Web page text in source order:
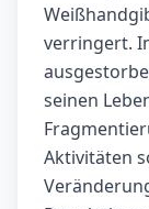
verringert.
seinen
Aktivitäten